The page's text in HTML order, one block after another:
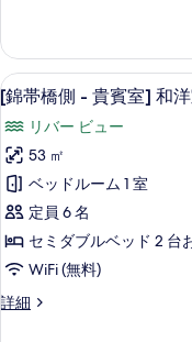
る
台,
禁
煙
の
す
べ
て
の
写
真
1
台,
禁
煙
の
細
典
付,
2
ベ
ッ
ド
ル
ー
ム,
喫
付
客
室]
客
室
特
典
付,
2
ベ
ッ
ド
ル
ー
[錦
帯
橋
側
-
貴
賓
室]
和
9
[錦帯橋側 - 貴賓室] 和
リバー ビュー
53 ㎡
ベッドルーム 1 室
定員 6 名
セミダブルベッド 2 台
WiFi (無料)
詳細
[錦